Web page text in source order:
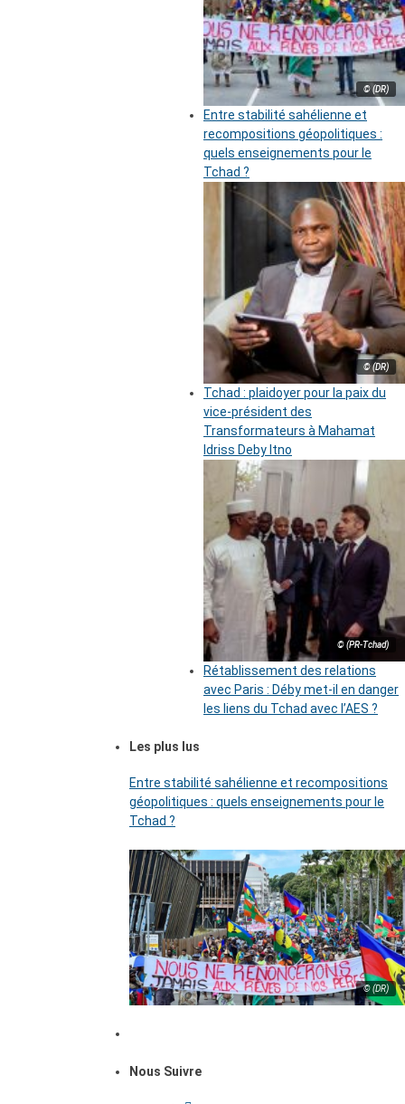
© (DR)
Entre stabilité sahélienne et
recompositions géopolitiques :
quels enseignements pour le
Tchad ?
© (DR)
Tchad : plaidoyer pour la paix du
vice-président des
Transformateurs à Mahamat
Idriss Deby Itno
© (PR-Tchad)
Rétablissement des relations
avec Paris : Déby met-il en danger
les liens du Tchad avec l’AES ?
Les plus lus
Entre stabilité sahélienne et recompositions
géopolitiques : quels enseignements pour le
Tchad ?
© (DR)
Nous Suivre